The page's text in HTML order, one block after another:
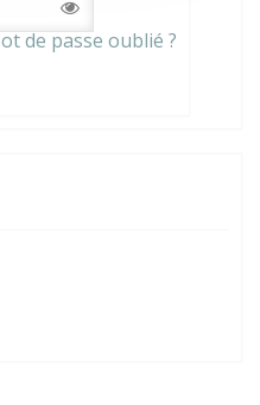
de passe oublié ?